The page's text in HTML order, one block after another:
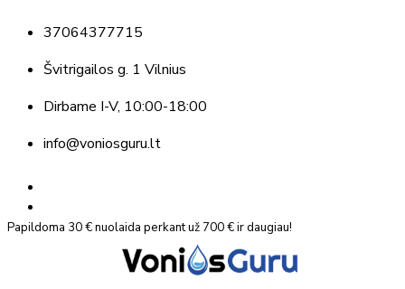
37064377715
Švitrigailos g. 1 Vilnius
Dirbame I-V, 10:00-18:00
info@voniosguru.lt
Papildoma 30 € nuolaida perkant už 700 € ir daugiau!